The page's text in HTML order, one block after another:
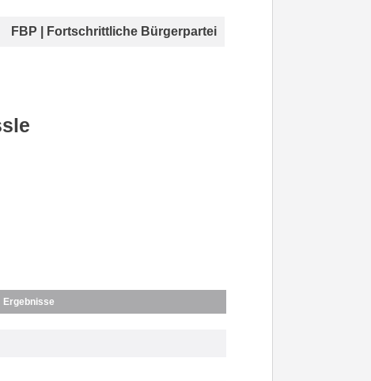
FBP | Fortschrittliche Bürgerpartei
Ergebnisse